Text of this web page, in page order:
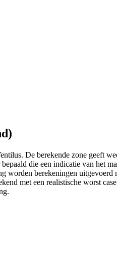
De berekende zone geeft
die een indicatie van het
berekeningen uitgevoerd
met een realistische worst